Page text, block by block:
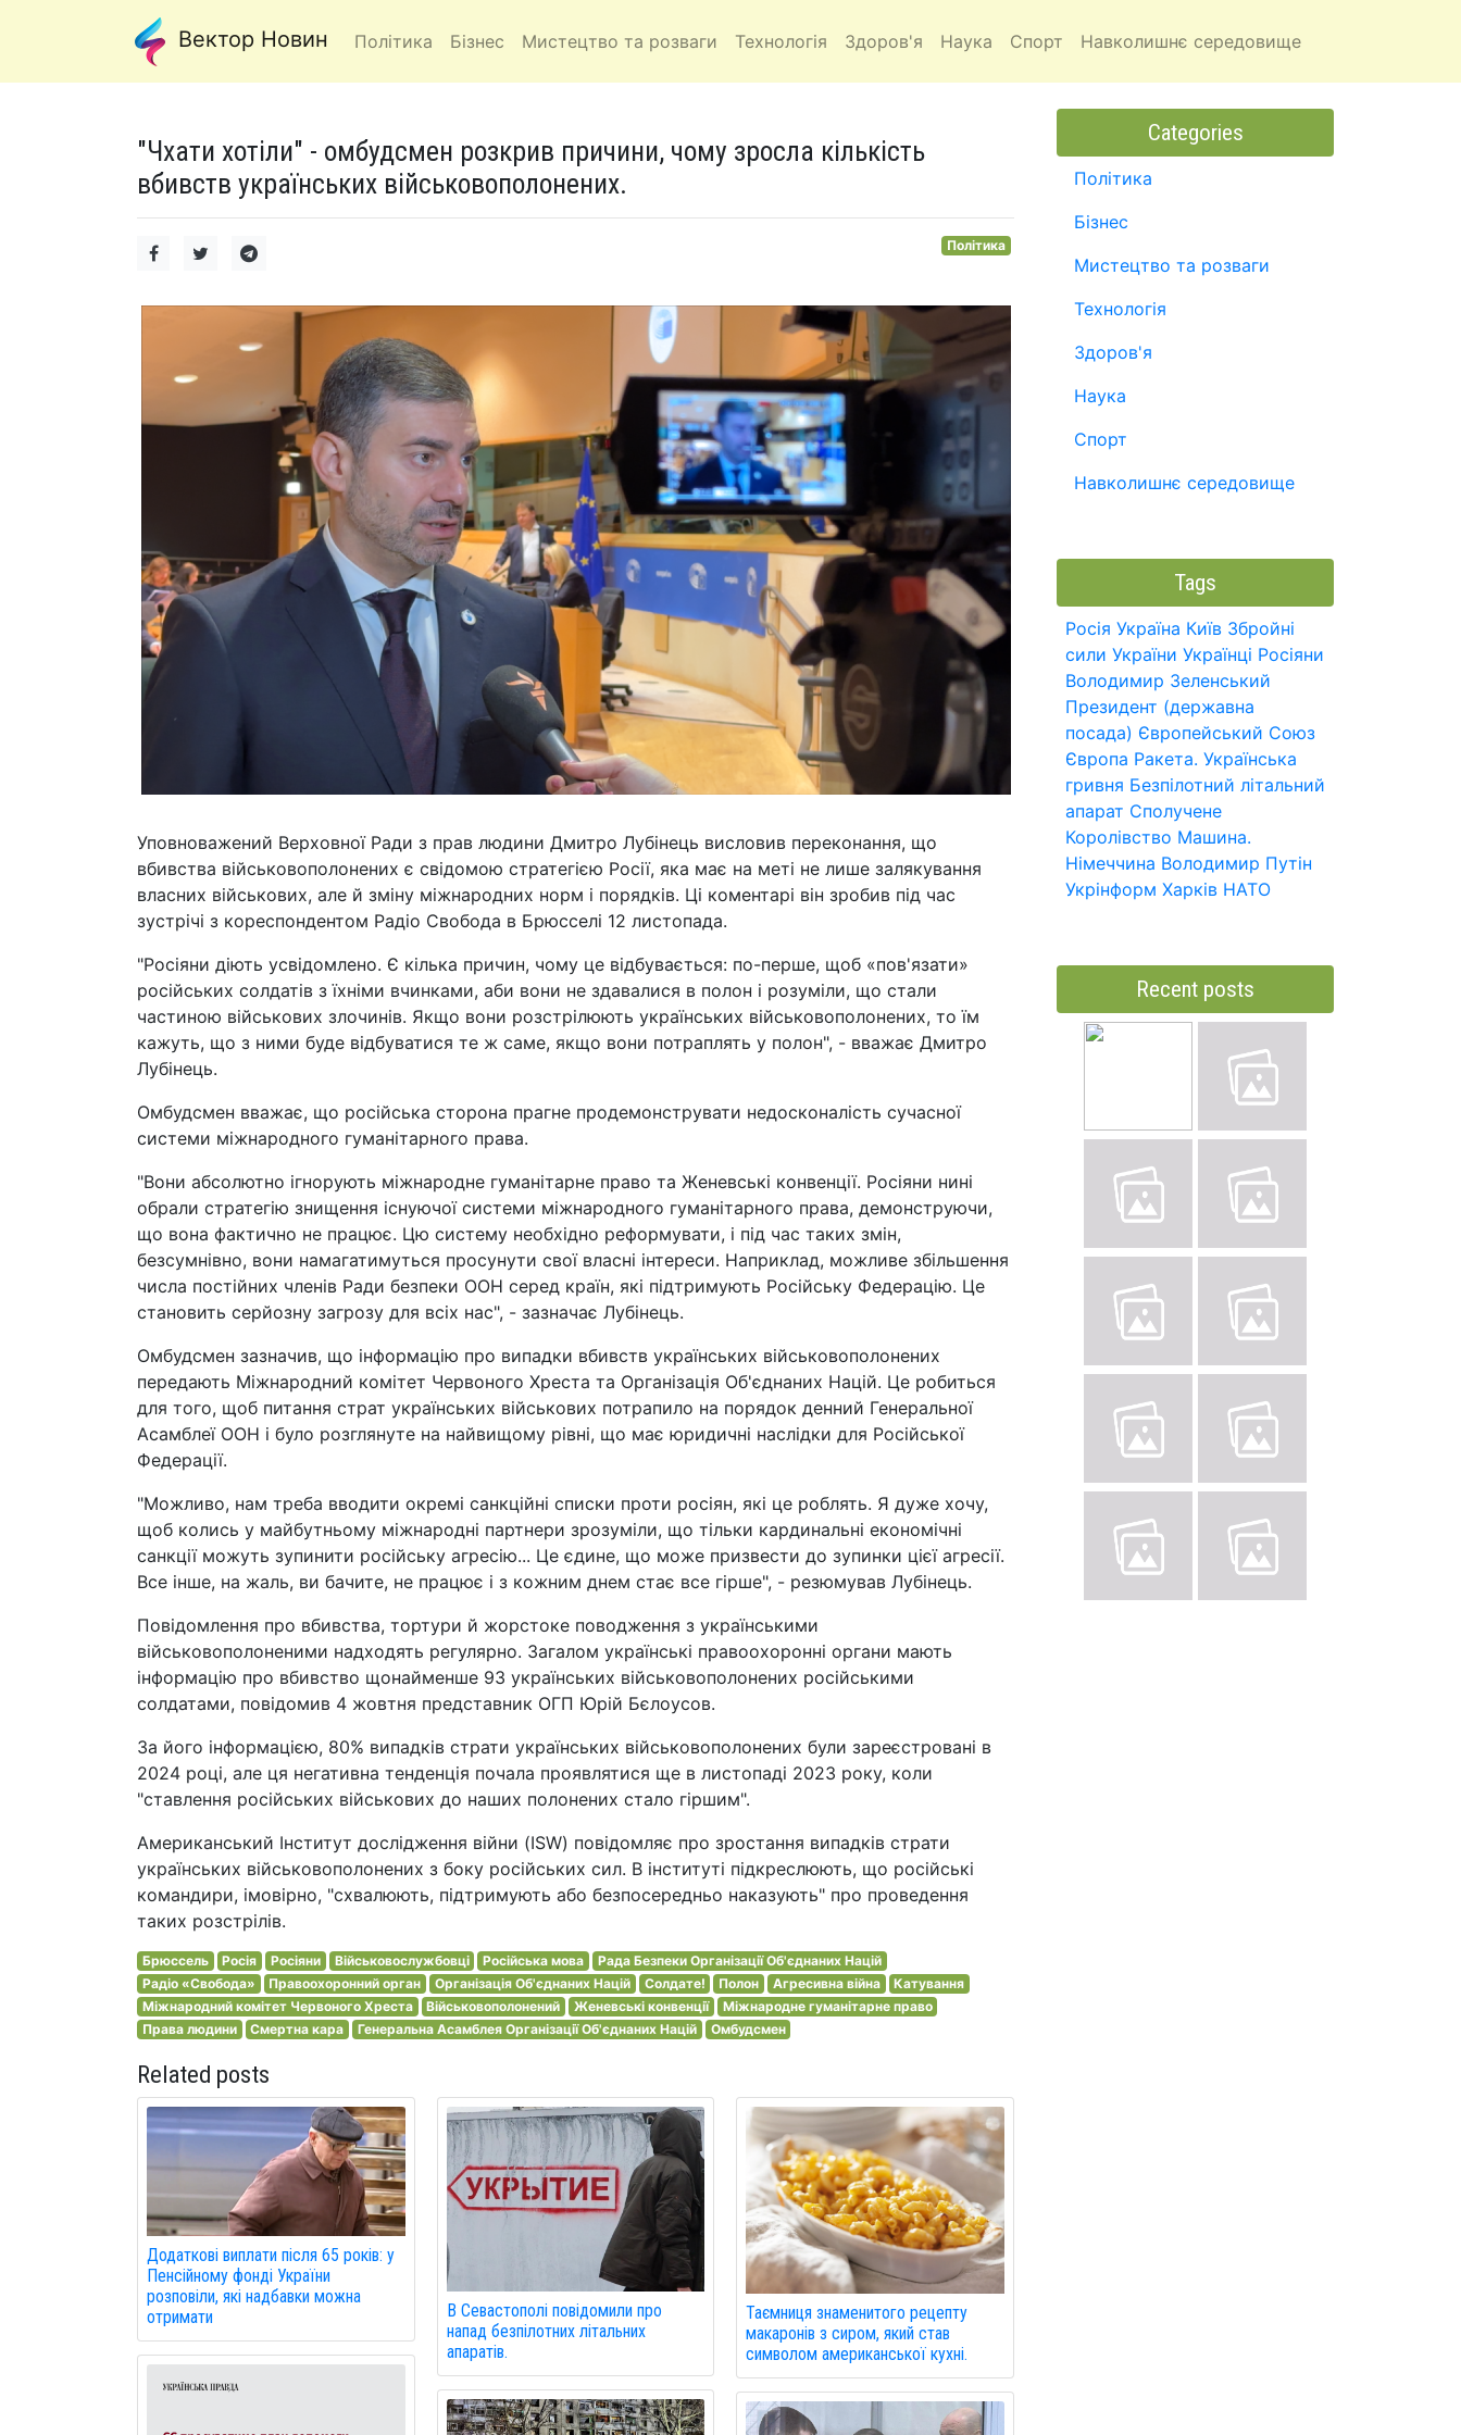
Вектор Новин Політика Бізнес Мистецтво та розваги Технологія Здоров'я Наука Спорт Навколишнє середовище
"Чхати хотіли" - омбудсмен розкрив причини, чому зросла кількість
вбивств українських військовополонених.
Політика
Уповноважений Верховної Ради з прав людини Дмитро Лубінець висловив переконання, що
вбивства військовополонених є свідомою стратегією Росії, яка має на меті не лише залякування
власних військових, але й зміну міжнародних норм і порядків. Ці коментарі він зробив під час
зустрічі з кореспондентом Радіо Свобода в Брюсселі 12 листопада.
"Росіяни діють усвідомлено. Є кілька причин, чому це відбувається: по-перше, щоб «пов'язати»
російських солдатів з їхніми вчинками, аби вони не здавалися в полон і розуміли, що стали
частиною військових злочинів. Якщо вони розстрілюють українських військовополонених, то їм
кажуть, що з ними буде відбуватися те ж саме, якщо вони потраплять у полон", - вважає Дмитро
Лубінець.
Омбудсмен вважає, що російська сторона прагне продемонструвати недосконалість сучасної
системи міжнародного гуманітарного права.
"Вони абсолютно ігнорують міжнародне гуманітарне право та Женевські конвенції. Росіяни нині
обрали стратегію знищення існуючої системи міжнародного гуманітарного права, демонструючи,
що вона фактично не працює. Цю систему необхідно реформувати, і під час таких змін,
безсумнівно, вони намагатимуться просунути свої власні інтереси. Наприклад, можливе збільшення
числа постійних членів Ради безпеки ООН серед країн, які підтримують Російську Федерацію. Це
становить серйозну загрозу для всіх нас", - зазначає Лубінець.
Омбудсмен зазначив, що інформацію про випадки вбивств українських військовополонених
передають Міжнародний комітет Червоного Хреста та Організація Об'єднаних Націй. Це робиться
для того, щоб питання страт українських військових потрапило на порядок денний Генеральної
Асамблеї ООН і було розглянуте на найвищому рівні, що має юридичні наслідки для Російської
Федерації.
"Можливо, нам треба вводити окремі санкційні списки проти росіян, які це роблять. Я дуже хочу,
щоб колись у майбутньому міжнародні партнери зрозуміли, що тільки кардинальні економічні
санкції можуть зупинити російську агресію... Це єдине, що може призвести до зупинки цієї агресії.
Все інше, на жаль, ви бачите, не працює і з кожним днем стає все гірше", - резюмував Лубінець.
Повідомлення про вбивства, тортури й жорстоке поводження з українськими
військовополоненими надходять регулярно. Загалом українські правоохоронні органи мають
інформацію про вбивство щонайменше 93 українських військовополонених російськими
солдатами, повідомив 4 жовтня представник ОГП Юрій Бєлоусов.
За його інформацією, 80% випадків страти українських військовополонених були зареєстровані в
2024 році, але ця негативна тенденція почала проявлятися ще в листопаді 2023 року, коли
"ставлення російських військових до наших полонених стало гіршим".
Американський Інститут дослідження війни (ISW) повідомляє про зростання випадків страти
українських військовополонених з боку російських сил. В інституті підкреслюють, що російські
командири, імовірно, "схвалюють, підтримують або безпосередньо наказують" про проведення
таких розстрілів.
Брюссель Росія Росіяни Військовослужбовці Російська мова
Рада Безпеки Організації Об'єднаних Націй
Радіо «Свобода»
Правоохоронний орган Організація Об'єднаних Націй Солдате! Полон Агресивна війна
Катування
Міжнародний комітет Червоного Хреста
Військовополонений Женевські конвенції
Міжнародне гуманітарне право
Права людини
Смертна кара Генеральна Асамблея Організації Об'єднаних Націй Омбудсмен
Related posts
Додаткові виплати після 65 років: у
Пенсійному фонді України
розповіли, які надбавки можна
отримати
В Севастополі повідомили про
напад безпілотних літальних
апаратів.
Таємниця знаменитого рецепту
макаронів з сиром, який став
символом американської кухні.
Categories
Політика
Бізнес
Мистецтво та розваги
Технологія
Здоров'я
Наука
Спорт
Навколишнє середовище
Tags
Росія Україна Київ Збройні
сили України Українці Росіяни
Володимир Зеленський
Президент (державна
посада) Європейський Союз
Європа Ракета. Українська
гривня Безпілотний літальний
апарат Сполучене
Королівство Машина.
Німеччина Володимир Путін
Укрінформ Харків НАТО
Recent posts